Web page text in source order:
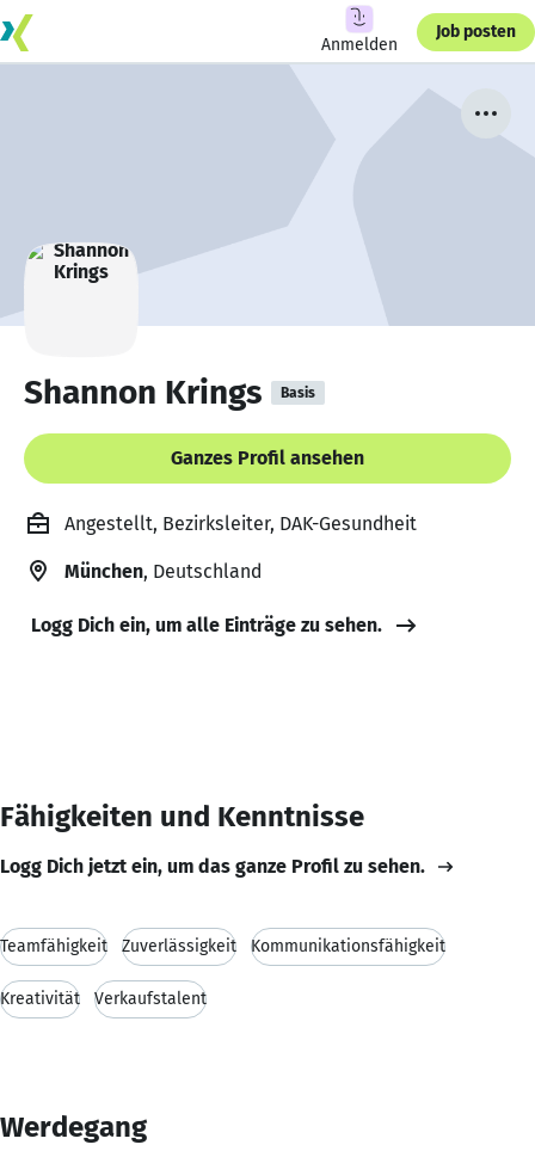
Anmelden
Job posten
Shannon Krings Basis
Ganzes Profil ansehen
Angestellt, Bezirksleiter, DAK-Gesundheit
München, Deutschland
Logg Dich ein, um alle Einträge zu sehen.
Fähigkeiten und Kenntnisse
Logg Dich jetzt ein, um das ganze Profil zu sehen.
Teamfähigkeit Zuverlässigkeit Kommunikationsfähigkeit
Kreativität Verkaufstalent
Werdegang